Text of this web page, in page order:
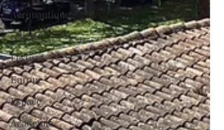
Aéronautique
religion
Festival
Europe
Espace
Académie